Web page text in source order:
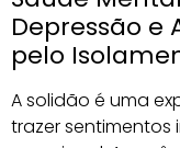
Depressão e
pelo
A solidão é uma
trazer sentimentos